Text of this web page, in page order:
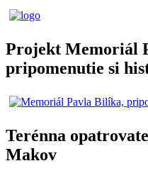
Projekt Memoriál
pripomenutie si
Terénna
Makov